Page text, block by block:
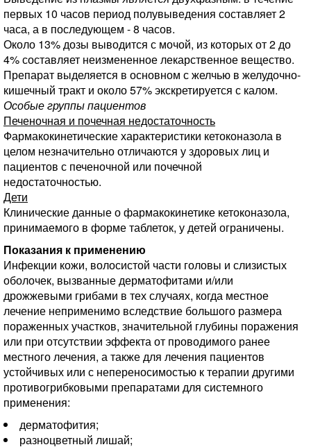
первых 10 часов период полувыведения составляет 2
часа, а в последующем - 8 часов.
Около 13% дозы выводится с мочой, из которых от 2 до
4% составляет неизмененное лекарственное вещество.
Препарат выделяется в основном с желчью в желудочно-
кишечный тракт и около 57% экскретируется с калом.
Особые группы пациентов
Печеночная и почечная недостаточность
Фармакокинетические характеристики кетоконазола в
целом незначительно отличаются у здоровых лиц и
пациентов с печеночной или почечной
недостаточностью.
Дети
Клинические данные о фармакокинетике кетоконазола,
принимаемого в форме таблеток, у детей ограничены.
Показания к применению
Инфекции кожи, волосистой части головы и слизистых
оболочек, вызванные дерматофитами и/или
дрожжевыми грибами в тех случаях, когда местное
лечение неприменимо вследствие большого размера
пораженных участков, значительной глубины поражения
или при отсутствии эффекта от проводимого ранее
местного лечения, а также для лечения пациентов
устойчивых или с непереносимостью к терапии другими
противогрибковыми препаратами для системного
применения:
дерматофития;
разноцветный лишай;